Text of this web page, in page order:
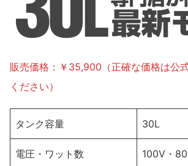
販売価格：￥35,900（正確な価格は公
ください）
タンク容量 30L
電圧・ワット数 100V・